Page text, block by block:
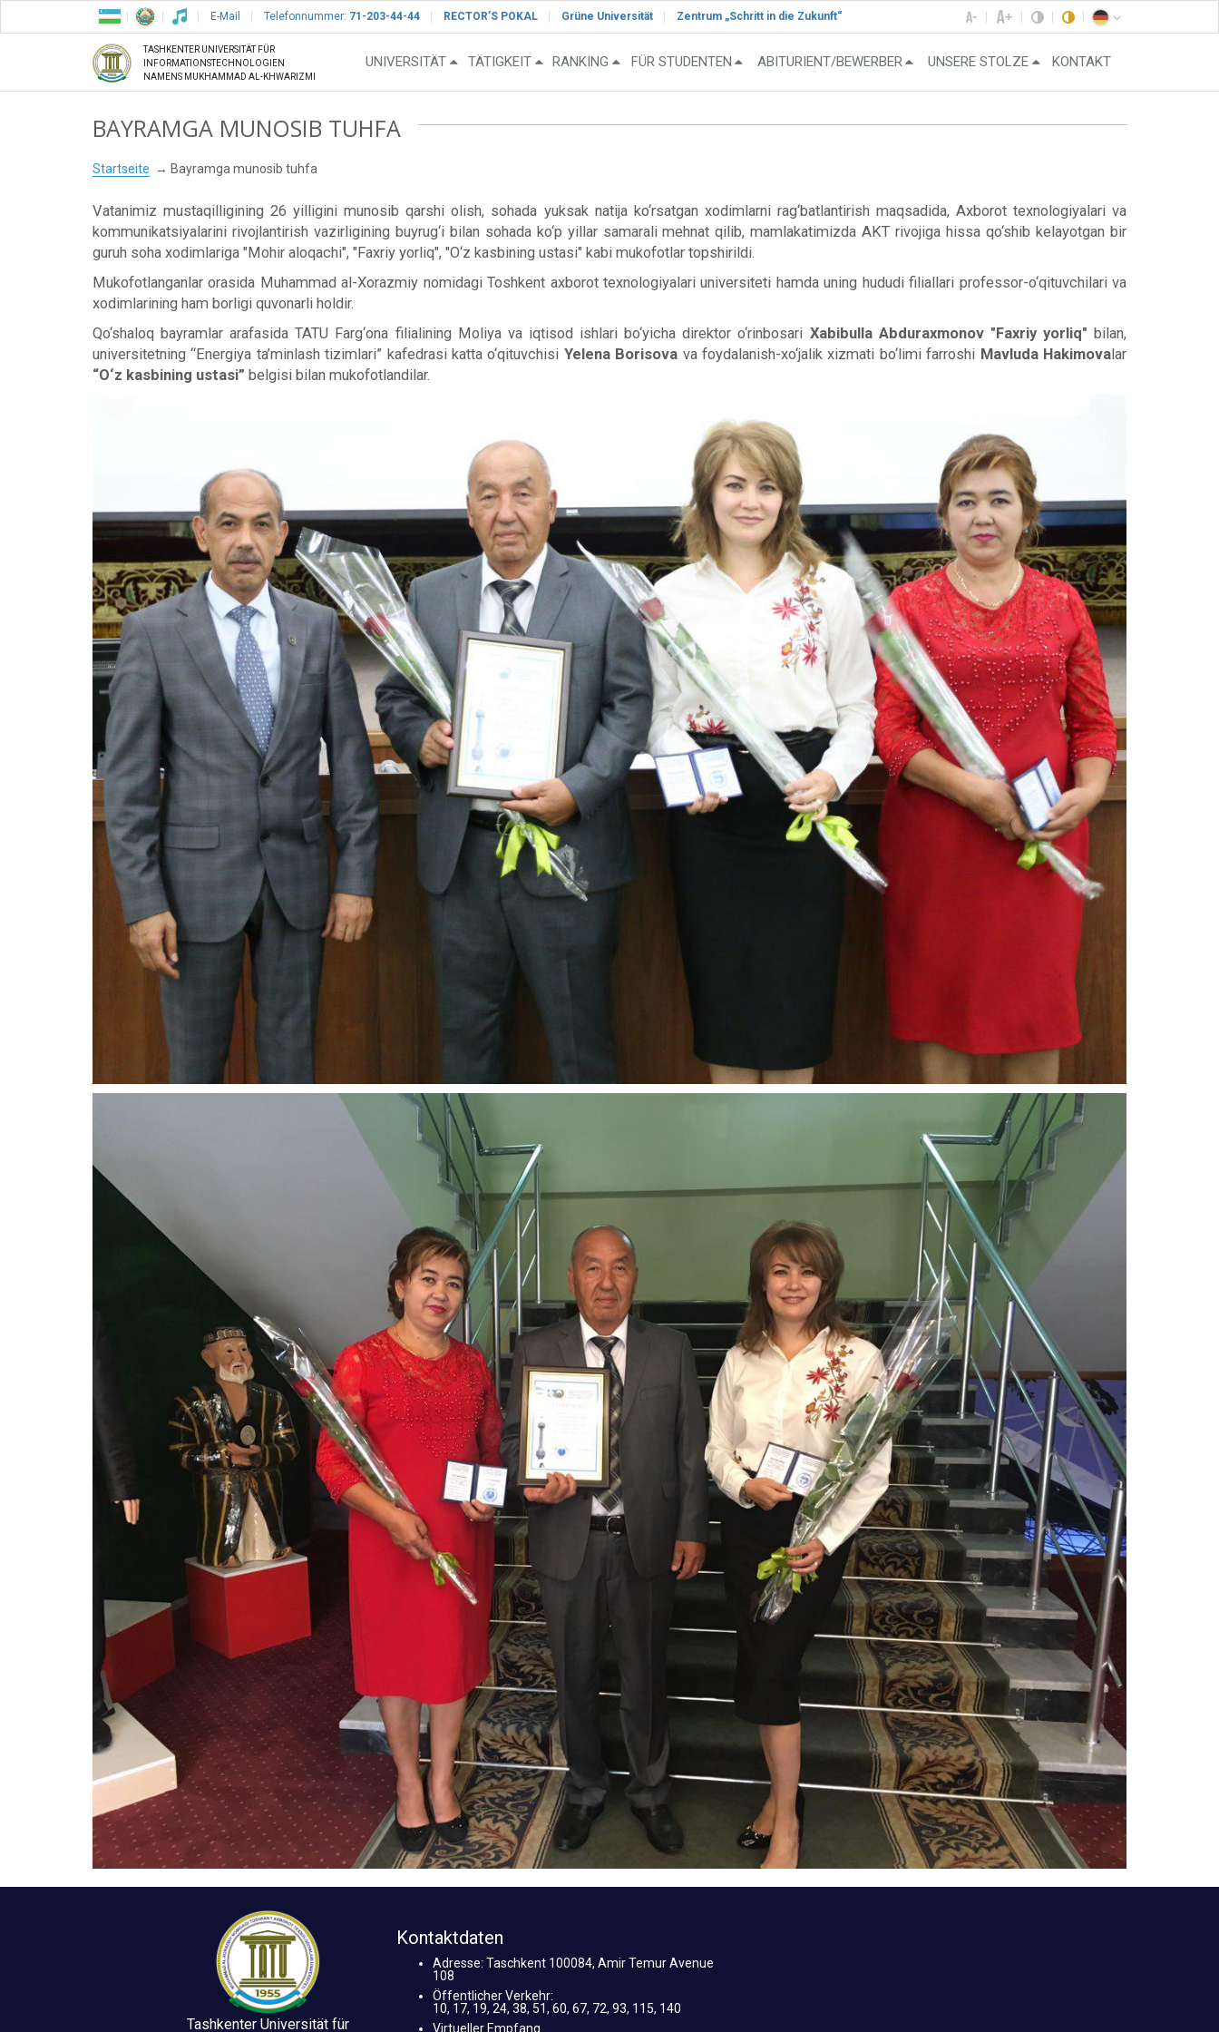
E-Mail Telefonnummer: 71-203-44-44 RECTOR’S POKAL Grüne Universität Zentrum „Schritt in die Zukunft“
TASHKENTER UNIVERSITÄT FÜR
INFORMATIONSTECHNOLOGIEN
NAMENS MUKHAMMAD AL-KHWARIZMI
UNIVERSITÄT TÄTIGKEIT RANKING FÜR STUDENTEN ABITURIENT/BEWERBER UNSERE STOLZE KONTAKT
BAYRAMGA MUNOSIB TUHFA
Startseite Bayramga munosib tuhfa
Vatanimiz mustaqilligining 26 yilligini munosib qarshi olish, sohada yuksak natija ko‘rsatgan xodimlarni rag‘batlantirish maqsadida, Axborot texnologiyalari va
kommunikatsiyalarini rivojlantirish vazirligining buyrug‘i bilan sohada ko‘p yillar samarali mehnat qilib, mamlakatimizda AKT rivojiga hissa qo‘shib kelayotgan bir
guruh soha xodimlariga "Mohir aloqachi", "Faxriy yorliq", "O‘z kasbining ustasi" kabi mukofotlar topshirildi.
Mukofotlanganlar orasida Muhammad al-Xorazmiy nomidagi Toshkent axborot texnologiyalari universiteti hamda uning hududi filiallari professor-o‘qituvchilari va
xodimlarining ham borligi quvonarli holdir.
Qo‘shaloq bayramlar arafasida TATU Farg‘ona filialining Moliya va iqtisod ishlari bo‘yicha direktor o‘rinbosari Xabibulla Abduraxmonov "Faxriy yorliq" bilan,
universitetning “Energiya ta’minlash tizimlari” kafedrasi katta o‘qituvchisi Yelena Borisova va foydalanish-xo‘jalik xizmati bo‘limi farroshi Mavluda Hakimovalar
“O‘z kasbining ustasi” belgisi bilan mukofotlandilar.
Tashkenter Universität für
Kontaktdaten
Adresse: Taschkent 100084, Amir Temur Avenue
108
Öffentlicher Verkehr:
10, 17, 19, 24, 38, 51, 60, 67, 72, 93, 115, 140
Virtueller Empfang